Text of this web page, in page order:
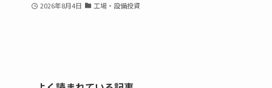
2026年8月4日 工場・設備投資